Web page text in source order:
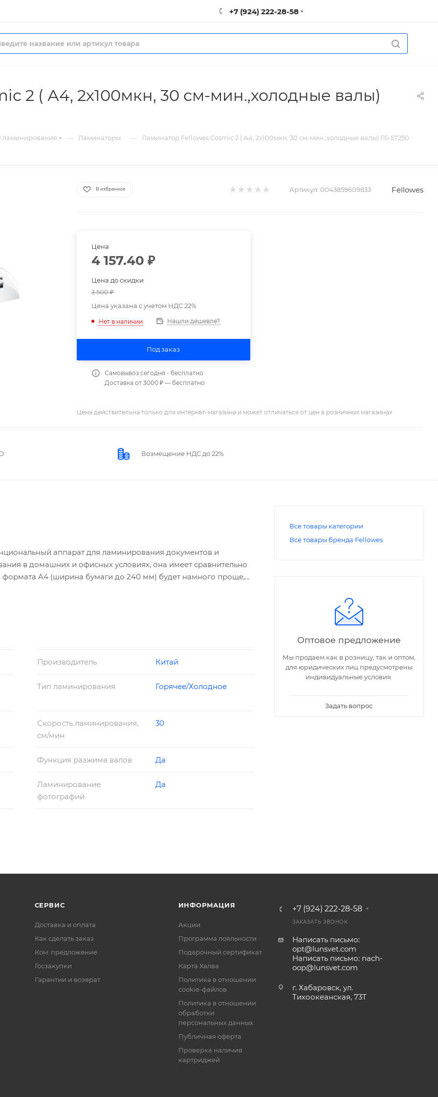
+7 (924) 222-28-58
2 ( А4, 2х100мкн, 30 см-мин.,холодные валы)
ламинирования — Ламинаторы — Ламинатор Fellowes Cosmic 2 ( А4, 2х100мкн, 30 см-мин.,холодные валы) FS-57250
В избранное Артикул: 0043859609833 Fellowes
Цена
4 157.40 ₽
Цена до скидки
3 500₽
Цена указана с учетом НДС 22%
Нет в наличии Нашли дешевле?
Под заказ
Самовывоз сегодня - бесплатно
Доставка от 3000 ₽ — бесплатно
Цена действительна только для интернет-магазина и может отличаться от цен в розничных магазинах
Возмещение НДС до 22%
аппарат для ламинирования документов и
в домашних и офисных условиях, она имеет сравнительно
A4 (ширина бумаги до 240 мм) будет намного проще,
Производитель Китай
Тип ламинирования Горячее/Холодное
Скорость ламинирования,
см/мин
30
Функция разжима валов Да
Ламинирование
фотографий
Да
Все товары категории
Все товары бренда Fellowes
Оптовое предложение
Мы продаем как в розницу, так и оптом,
для юридических лиц предусмотрены
индивидуальные условия.
Задать вопрос
СЕРВИС
Доставка и оплата
Как сделать заказ
Ком. предложение
Госзакупки
Гарантии и возврат
ИНФОРМАЦИЯ
Акции
Программа лояльности
Подарочный сертификат
Карта Халва
Политика в отношении
cookie-файлов
Политика в отношении
обработки
персональных данных
Публичная оферта
Проверка наличия
картриджей
+7 (924) 222-28-58
ЗАКАЗАТЬ ЗВОНОК
Написать письмо:
opt@lunsvet.com
Написать письмо: nach-
oop@lunsvet.com
г. Хабаровск, ул.
Тихоокеанская, 73Т